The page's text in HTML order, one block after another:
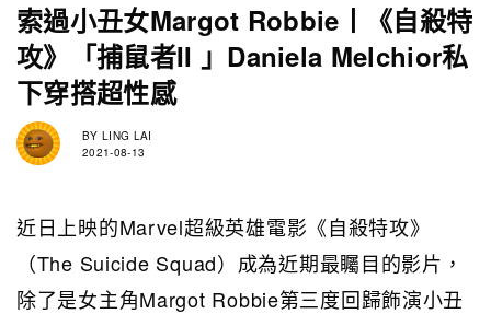
索過小丑女Margot Robbie丨《自殺特
攻》「捕鼠者II 」Daniela Melchior私
下穿搭超性感
BY LING LAI
2021-08-13
近日上映的Marvel超級英雄電影《自殺特攻》
（The Suicide Squad）成為近期最矚目的影片，
除了是女主角Margot Robbie第三度回歸飾演小丑